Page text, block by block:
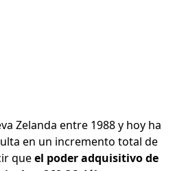
Zelanda entre 1988 y hoy ha
en un incremento total de
queel poder adquisitivo de